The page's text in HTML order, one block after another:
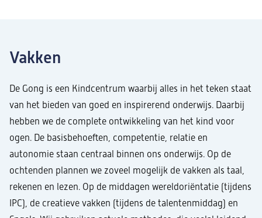
Vakken
De Gong is een Kindcentrum waarbij alles in het teken staat
van het bieden van goed en inspirerend onderwijs. Daarbij
hebben we de complete ontwikkeling van het kind voor
ogen. De basisbehoeften, competentie, relatie en
autonomie staan centraal binnen ons onderwijs. Op de
ochtenden plannen we zoveel mogelijk de vakken als taal,
rekenen en lezen. Op de middagen wereldoriëntatie (tijdens
IPC), de creatieve vakken (tijdens de talentenmiddag) en